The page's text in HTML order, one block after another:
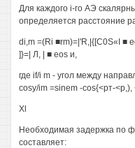
Для каждого i-го АЭ
определяется расстояние
di,m =(Ri ■rm)=|'R,|{[C0S«I ■
]}=| Л, | ■ eos и,
где if/i m - угол между
cosy/im =sinem -cos{<рт-<р,),
Xl
Необходимая задержка по
составляет: